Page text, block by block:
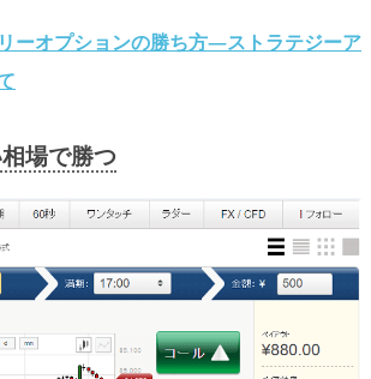
勝つ方法
しくみ
ーオプションの勝ち方―ストラテジーア
場で勝つ